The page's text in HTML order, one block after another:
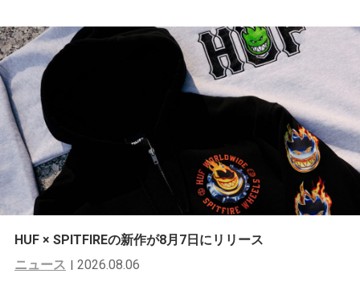
HUF × SPITFIREの新作が8月7日にリリース
ニュース
2026.08.06